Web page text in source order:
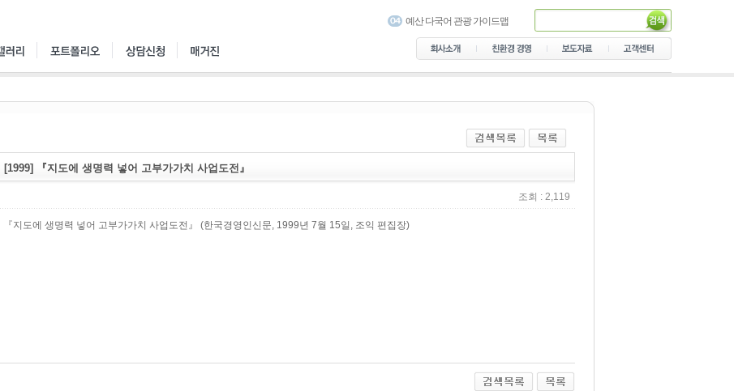
예산 다국어 관광 가이드맵
용산가족공원 다국어 안내지
음성군 관광안내지도 제작
의정부 숲길 안내지도
도
[1999] 『지도에 생명력 넣어 고부가가치 사업도전』
조회 : 2,119
『지도에 생명력 넣어 고부가가치 사업도전』 (한국경영인신문, 1999년 7월 15일, 조익 편집장)